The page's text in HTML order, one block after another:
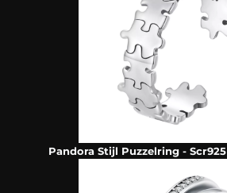
Pandora Stijl Puzzelring - Scr925